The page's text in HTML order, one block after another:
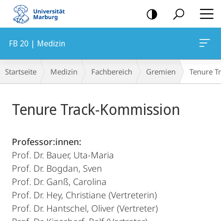
Mobile-
Navigation
FB 20 | Medizin
Breadcrumb-
Navigation
Startseite Medizin Fachbereich Gremien Tenure
Tenure Track-Kommission
Professor:innen:
Prof. Dr. Bauer, Uta-Maria
Prof. Dr. Bogdan, Sven
Prof. Dr. Ganß, Carolina
Prof. Dr. Hey, Christiane (Vertreterin)
Prof. Dr. Hantschel, Oliver (Vertreter)